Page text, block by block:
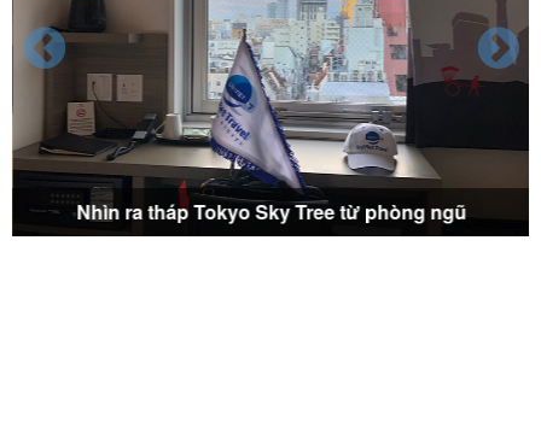
Nhìn ra tháp Tokyo Sky Tree từ phòng ngũ